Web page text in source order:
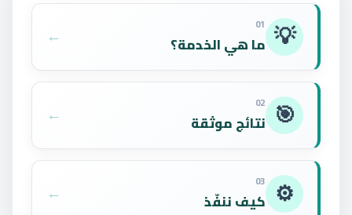
💡
01
ما هي الخدمة؟ ←
🎯
02
نتائج موثقة ←
⚙️
03
كيف ننفّذ ←